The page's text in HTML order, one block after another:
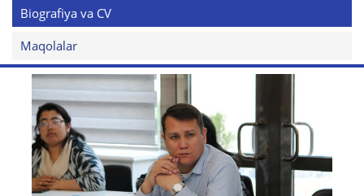
Biografiya va CV
Maqolalar
Assalomu alaykum! TDYU qabul murojaatlari
chatiga xush kelibsiz.
Qabul bo'yicha murojaatlaringizni ushbu
chatda qoldiring.
Mavzuni tanlang — keyin shu mavzudagi aniq
savollar chiqadi:
1. Hujjatlar (bakalavr) (5)